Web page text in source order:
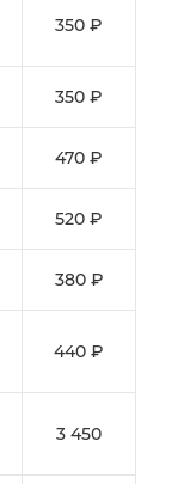
350 ₽
350 ₽
470 ₽
520 ₽
380 ₽
440 ₽
3 450